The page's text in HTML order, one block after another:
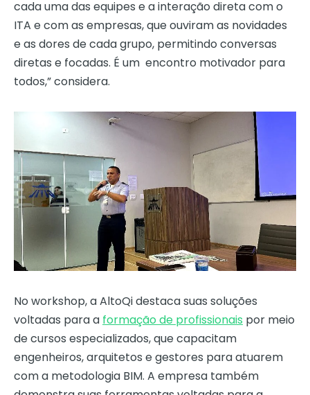
cada uma das equipes e a interação direta com o
ITA e com as empresas, que ouviram as novidades
e as dores de cada grupo, permitindo conversas
diretas e focadas. É um encontro motivador para
todos,” considera.
No workshop, a AltoQi destaca suas soluções
voltadas para a formação de profissionais por meio
de cursos especializados, que capacitam
engenheiros, arquitetos e gestores para atuarem
com a metodologia BIM. A empresa também